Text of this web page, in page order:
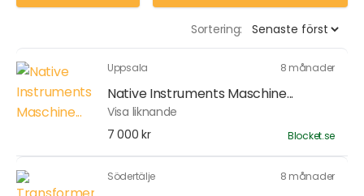
Sortering:
Uppsala 8 månader
Native Instruments Maschine...
Visa liknande
7 000 kr
Blocket.se
Södertälje 8 månader